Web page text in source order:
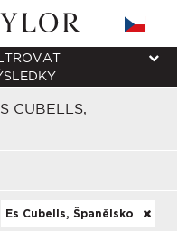
CUBELLS,
Es Cubells, Španělsko